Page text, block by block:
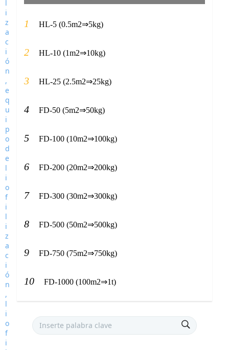
1 HL-5 (0.5m2⇒5kg)
2 HL-10 (1m2⇒10kg)
3 HL-25 (2.5m2⇒25kg)
4 FD-50 (5m2⇒50kg)
5 FD-100 (10m2⇒100kg)
6 FD-200 (20m2⇒200kg)
7 FD-300 (30m2⇒300kg)
8 FD-500 (50m2⇒500kg)
9 FD-750 (75m2⇒750kg)
10 FD-1000 (100m2⇒1t)